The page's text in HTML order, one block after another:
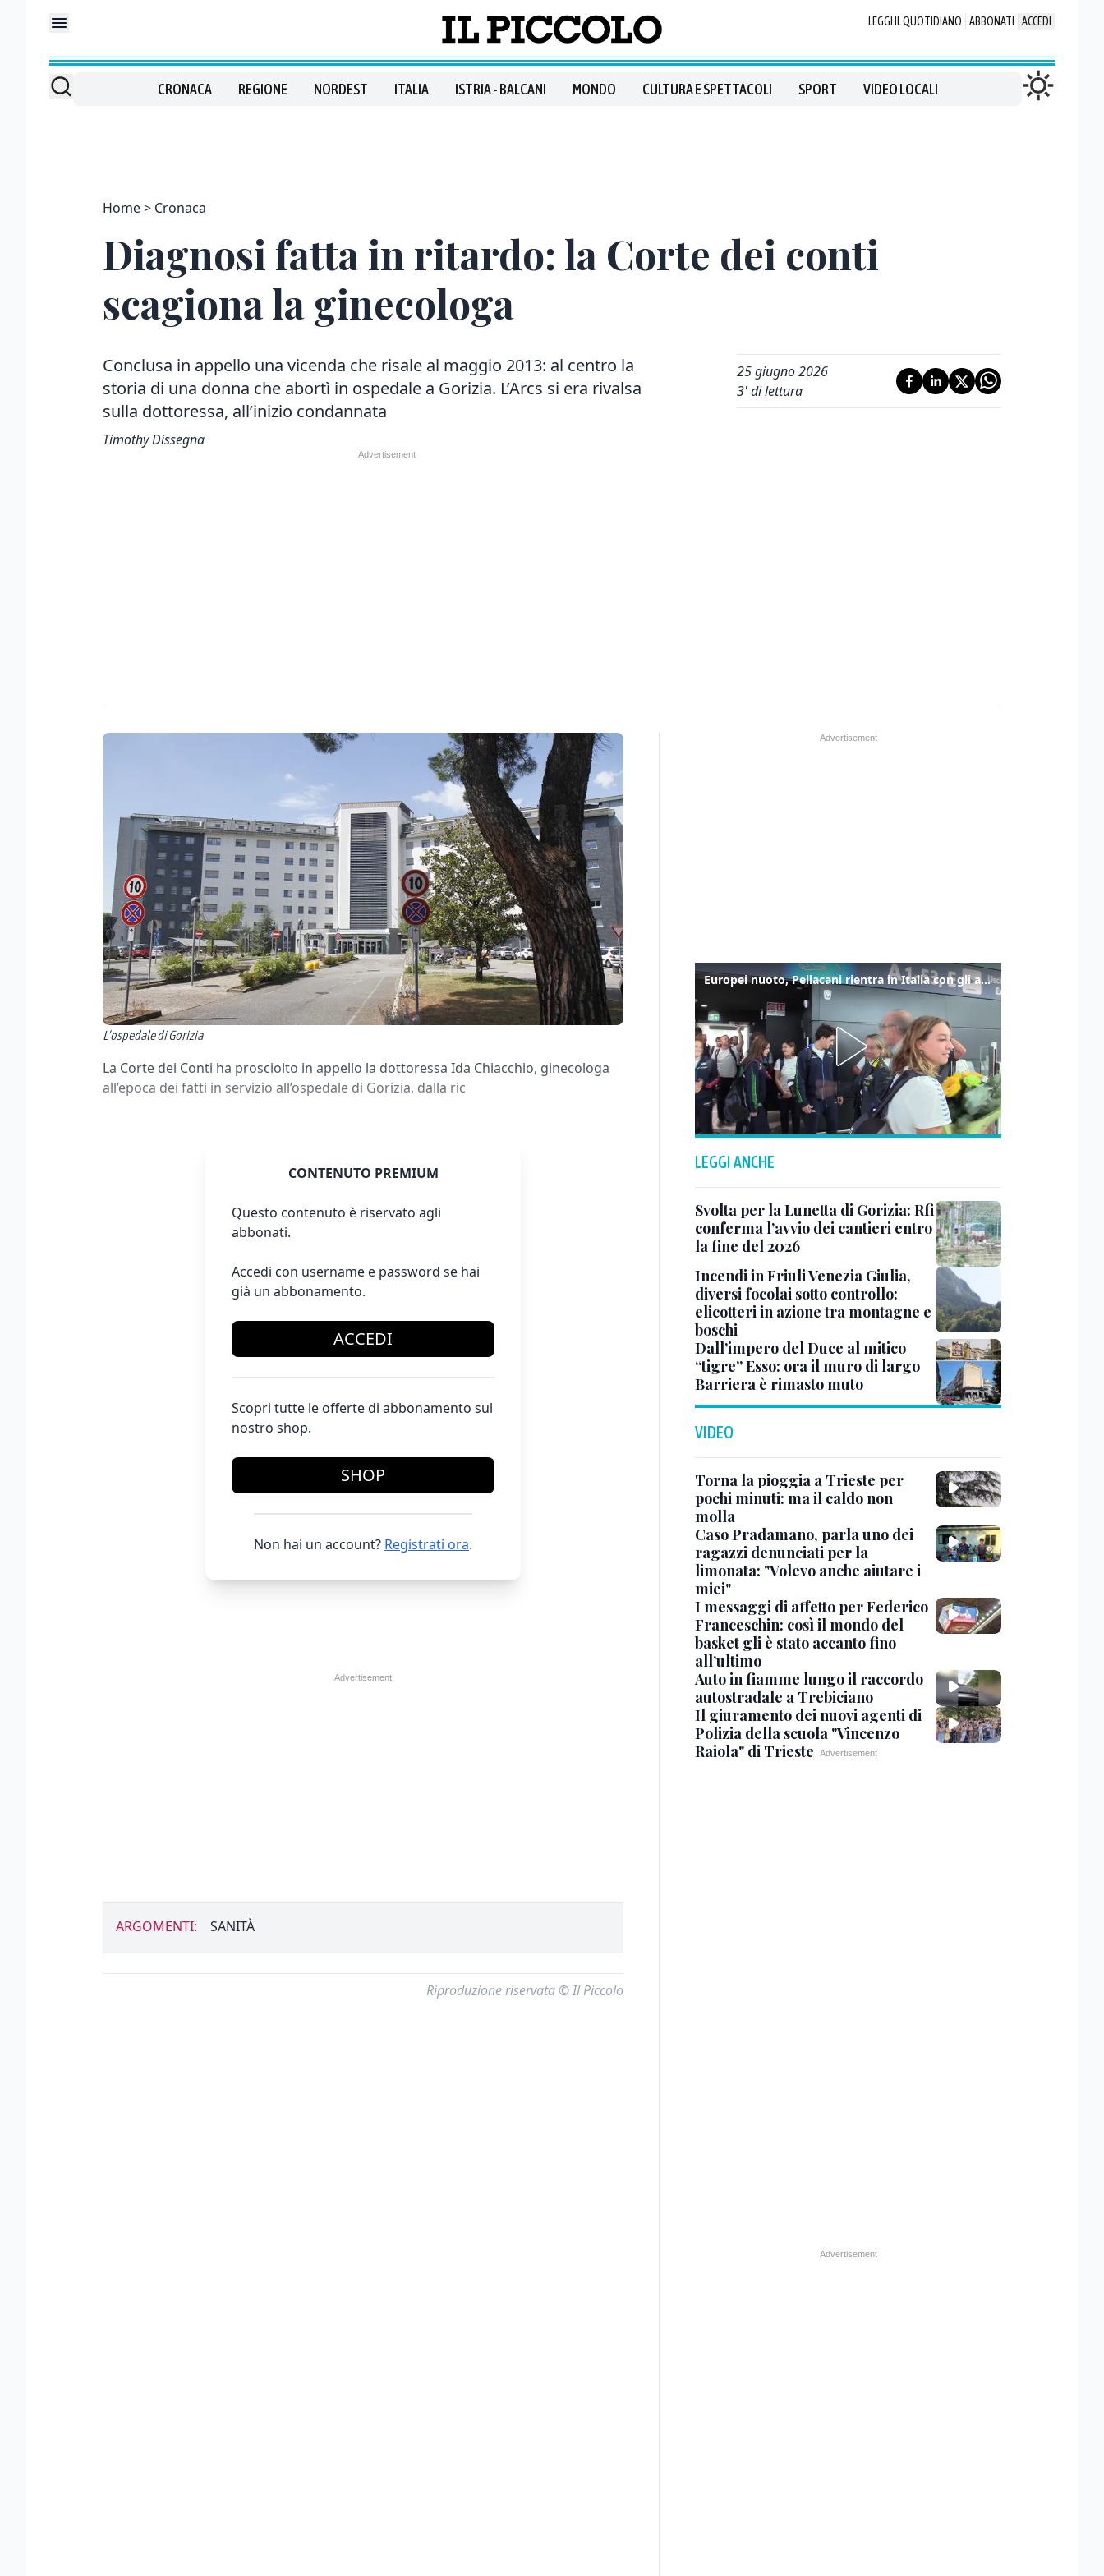
LEGGI IL QUOTIDIANO ABBONATI ACCEDI
CRONACA REGIONE NORDEST ITALIA ISTRIA - BALCANI MONDO CULTURA E SPETTACOLI SPORT VIDEO LOCALI
Home Cronaca
Diagnosi fatta in ritardo: la Corte dei conti
scagiona la ginecologa
Conclusa in appello una vicenda che risale al maggio 2013: al centro la
storia di una donna che abortì in ospedale a Gorizia. L’Arcs si era rivalsa
sulla dottoressa, all’inizio condannata
Timothy Dissegna
25 giugno 2026
3' di lettura
L’ospedale di Gorizia
La Corte dei Conti ha prosciolto in appello la dottoressa Ida Chiacchio, ginecologa
all’epoca dei fatti in servizio all’ospedale di Gorizia, dalla ric
CONTENUTO PREMIUM
Questo contenuto è riservato agli
abbonati.
Accedi con username e password se hai
già un abbonamento.
ACCEDI
Scopri tutte le offerte di abbonamento sul
nostro shop.
SHOP
Non hai un account? Registrati ora.
ARGOMENTI: SANITÀ
Riproduzione riservata © Il Piccolo
Europei nuoto, Pellacani rientra in Italia con gli azzurri dei tuffi
LEGGI ANCHE
Svolta per la Lunetta di Gorizia: Rfi
conferma l’avvio dei cantieri entro
la fine del 2026
Incendi in Friuli Venezia Giulia,
diversi focolai sotto controllo:
elicotteri in azione tra montagne e
boschi
Dall’impero del Duce al mitico
“tigre” Esso: ora il muro di largo
Barriera è rimasto muto
VIDEO
Torna la pioggia a Trieste per
pochi minuti: ma il caldo non
molla
Caso Pradamano, parla uno dei
ragazzi denunciati per la
limonata: "Volevo anche aiutare i
miei"
I messaggi di affetto per Federico
Franceschin: così il mondo del
basket gli è stato accanto fino
all’ultimo
Auto in fiamme lungo il raccordo
autostradale a Trebiciano
Il giuramento dei nuovi agenti di
Polizia della scuola "Vincenzo
Raiola" di Trieste